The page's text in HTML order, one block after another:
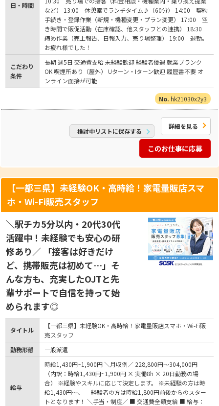
日・時間
など） 13:00 休憩室でランチタイム♪（60分） 14:00 契約
手続き・登録作業（新規・機種変更・プラン変更） 17:00 空
き時間で販促活動（在庫確認、他スタッフとの連携） 18:30
締め作業（売上報告、日報入力、売り場整理） 19:00 退勤。
お疲れ様でした！
こだわり
条件
長期 週5日 交通費支給 未経験歓迎 経験者優遇 就業ブランク
OK 喫煙所あり（屋外） Uターン・Iターン歓迎 履歴書不要 オ
ンライン面接が可能
hk21030x2y3
検討中リストに保存する
詳細を見る
このお仕事に応募
【一都三県】未経験OK・高時給！家電量販店スマ
ホ・Wi-Fi販売スタッフ
＼駅チカ5分以内・20代30代
活躍中！未経験でも安心の研
修あり／ 「接客は好きだけ
ど、携帯販売は初めて…」そ
んな方も、充実したOJTと先
輩サポートで自信を持って始
められます◎
タイトル
【一都三県】未経験OK・高時給！家電量販店スマホ・Wi-Fi販
売スタッフ
勤務形態
一般派遣
給与
時給1,430円~1,900円 ＼月収例／ 228,800円～304,000円
（内訳：時給1,430円~1,900円 × 実働8h × 20日勤務の場
合） ※経験やスキルに応じて決定します。 ※未経験の方は時
給1,430円～、 経験者の方は時給1,800円前後からのスター
トとなります！ ＼手当・制度／ ■ 交通費全額支給 ■ 給与：